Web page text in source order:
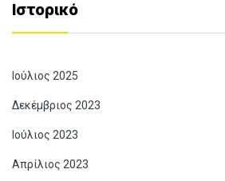
Ιστορικό
Ιούλιος 2025
Δεκέμβριος 2023
Ιούλιος 2023
Απρίλιος 2023